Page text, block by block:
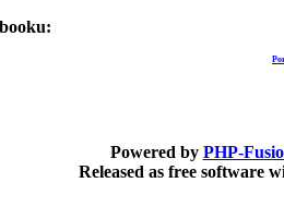
Powered by PHP-
Released as free software